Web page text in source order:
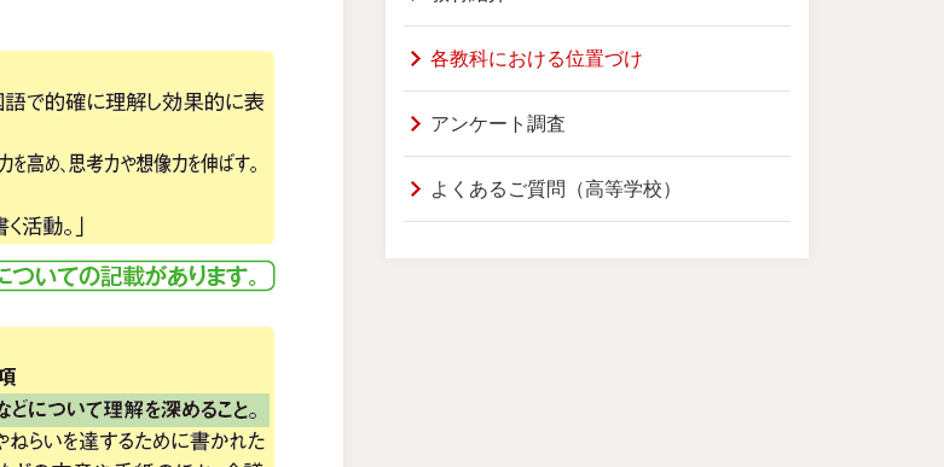
各教科における位置づけ
アンケート調査
よくあるご質問（高等学校）